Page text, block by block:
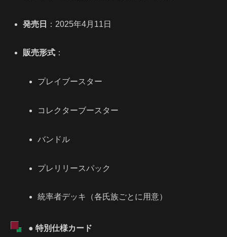
発売日 ：2025年4月11日
販売形式 ：
プレイブースター
コレクターブースター
バンドル
プレリリースパック
統率者デッキ（各氏族ごとに用意）
● 特別仕様カード